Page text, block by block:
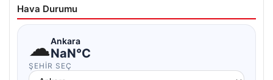
Hava Durumu
☁Ankara
NaN°C
ŞEHIR SEÇ